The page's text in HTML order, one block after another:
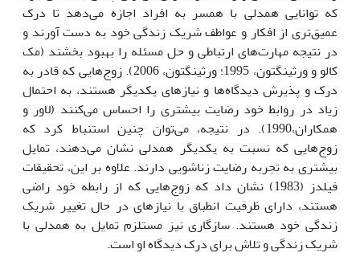
که توانایی همدلی با همسر به افراد اجازه می‌دهد تا درک
عمیق‌تری از افکار و عواطف شریک زندگی خود به دست آورند و
در نتیجه مهارت‌های ارتباطی و حل مسئله را بهبود بخشند (مک
کالو و ورثینگتون، 1995؛ ورثینگتون، 2006). زوج‌هایی که قادر به
درک و پذیرش دیدگاه‌ها و نیازهای یکدیگر هستند، به احتمال
زیاد در روابط خود رضایت بیشتری را احساس می‌کنند (لاور و
همکاران،1990). در نتیجه، می‌توان چنین استنباط کرد که
زوج‌هایی که نسبت به یکدیگر همدلی نشان می‌دهند، تمایل
بیشتری به تجربه رضایت زناشویی دارند. علاوه بر این، تحقیقات
فیلدز (1983) نشان داد که زوج‌هایی که از رابطه خود راضی
هستند، دارای ظرفیت انطباق با نیازهای در حال تغییر شریک
زندگی خود هستند. سازگاری نیز مستلزم تمایل به همدلی با
شریک زندگی و تلاش برای درک دیدگاه او است.